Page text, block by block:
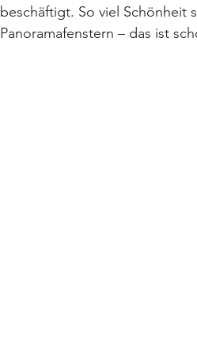
beschäftigt. So viel Schönheit
Panoramafenstern – das ist